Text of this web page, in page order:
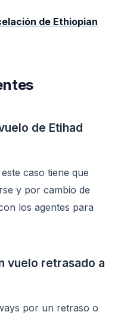
de Ethiopian
de Etihad
caso tiene que
y por cambio de
los agentes para
vuelo retrasado a
por un retraso o